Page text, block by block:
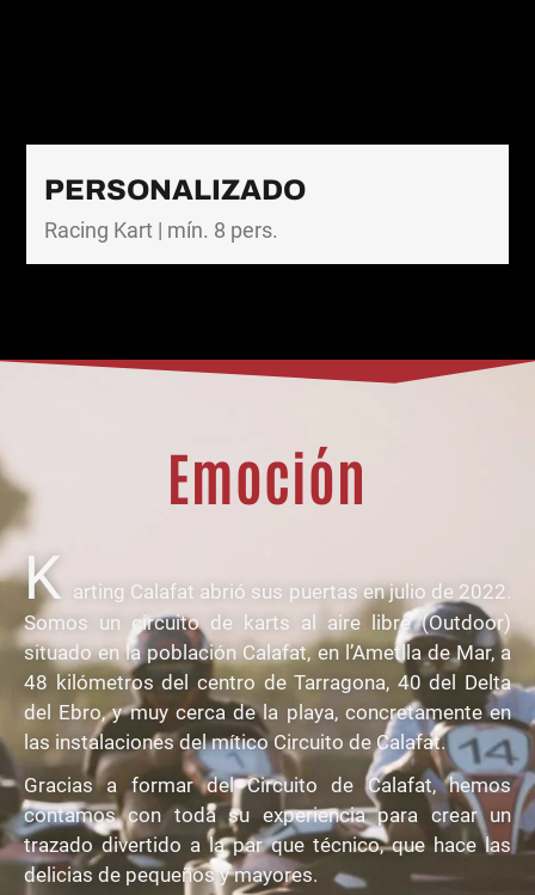
PERSONALIZADO
Racing Kart | mín. 8 pers.
Adrenalina
K arting Calafat abrió sus puertas en julio de 2022.
Somos un circuito de karts al aire libre (Outdoor)
situado en la población Calafat, en l’Ametlla de Mar, a
48 kilómetros del centro de Tarragona, 40 del Delta
del Ebro, y muy cerca de la playa, concretamente en
las instalaciones del mítico Circuito de Calafat.
Gracias a formar del Circuito de Calafat, hemos
contamos con toda su experiencia para crear un
trazado divertido a la par que técnico, que hace las
delicias de pequeños y mayores.